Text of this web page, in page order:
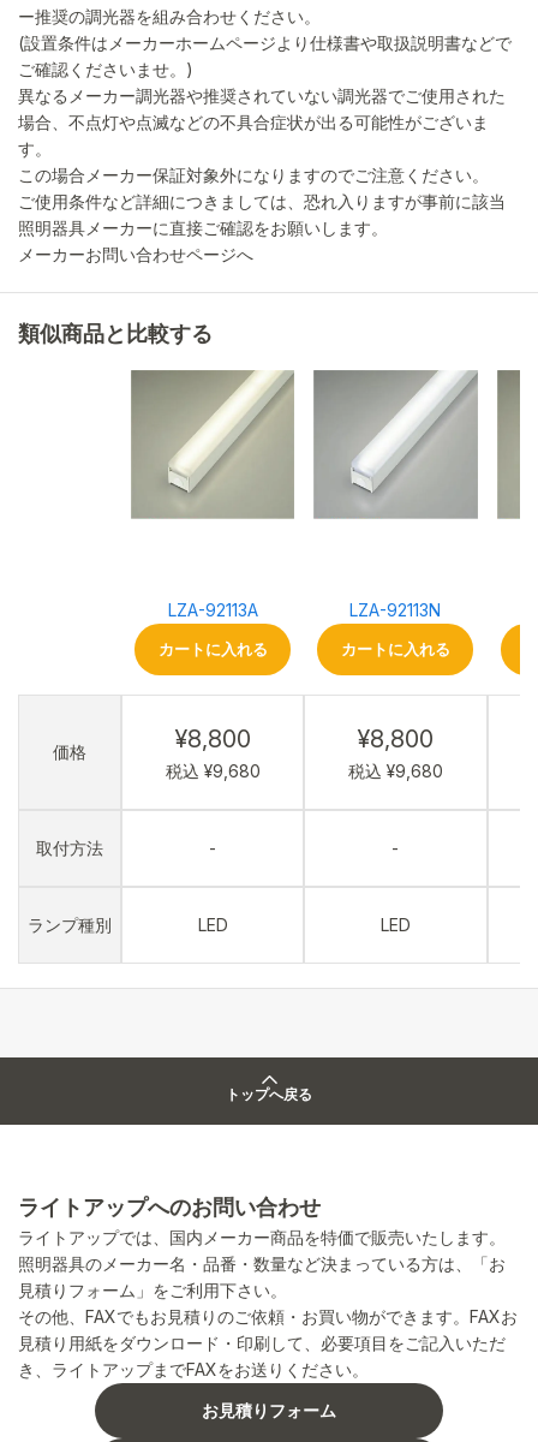
ー推奨の調光器を組み合わせください。
(設置条件はメーカーホームページより仕様書や取扱説明書などで
ご確認くださいませ。)
異なるメーカー調光器や推奨されていない調光器でご使用された
場合、不点灯や点滅などの不具合症状が出る可能性がございま
す。
この場合メーカー保証対象外になりますのでご注意ください。
ご使用条件など詳細につきましては、恐れ入りますが事前に該当
照明器具メーカーに直接ご確認をお願いします。
メーカーお問い合わせページへ
類似商品と比較する
価格
取付方法
ランプ種別
LZA-92113A
カートに入れる
¥8,800
税込 ¥9,680
-
LED
LZA-92113N
カートに入れる
¥8,800
税込 ¥9,680
-
LED
トップへ戻る
ライトアップへのお問い合わせ
ライトアップでは、国内メーカー商品を特価で販売いたします。
照明器具のメーカー名・品番・数量など決まっている方は、「お
見積りフォーム」をご利用下さい。
その他、FAXでもお見積りのご依頼・お買い物ができます。FAXお
見積り用紙をダウンロード・印刷して、必要項目をご記入いただ
き、ライトアップまでFAXをお送りください。
お見積りフォーム